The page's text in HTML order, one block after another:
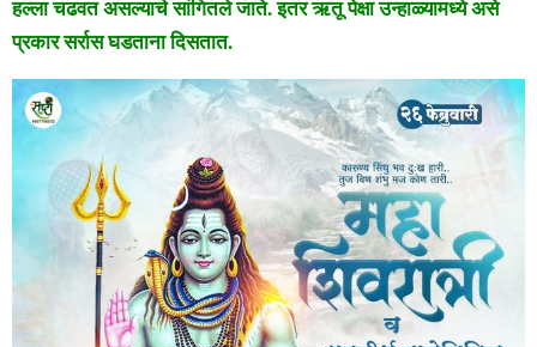
हल्ला चढवत असल्याचे सांगितले जाते. इतर ऋतू पेक्षा उन्हाळ्यामध्ये असे
प्रकार सर्रास घडताना दिसतात.